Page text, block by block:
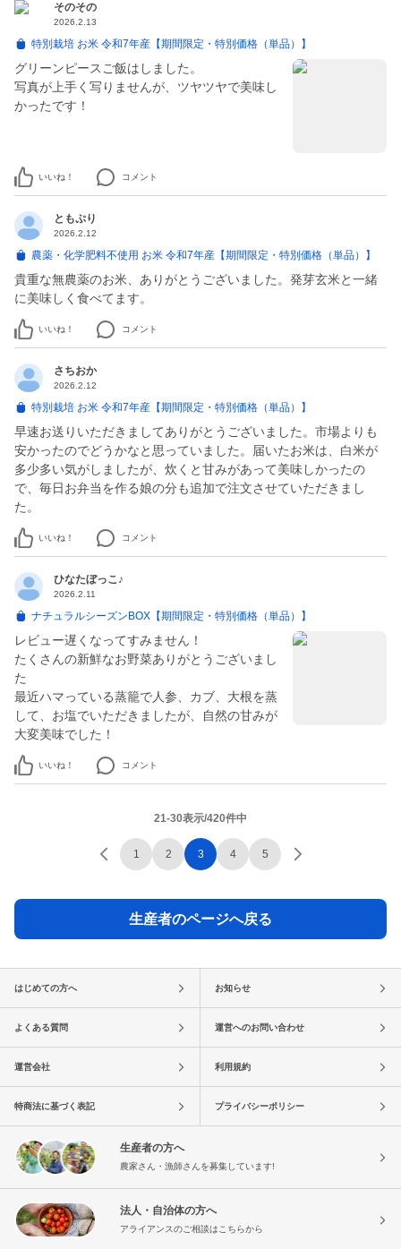
そのその
2026.2.13
特別栽培 お米 令和7年産【期間限定・特別価格（単品）】
グリーンピースご飯はしました。
写真が上手く写りませんが、ツヤツヤで美味し
かったです！
いいね！ コメント
ともぷり
2026.2.12
農薬・化学肥料不使用 お米 令和7年産【期間限定・特別価格（単品）】
貴重な無農薬のお米、ありがとうございました。発芽玄米と一緒
に美味しく食べてます。
いいね！ コメント
さちおか
2026.2.12
特別栽培 お米 令和7年産【期間限定・特別価格（単品）】
早速お送りいただきましてありがとうございました。市場よりも
安かったのでどうかなと思っていました。届いたお米は、白米が
多少多い気がしましたが、炊くと甘みがあって美味しかったの
で、毎日お弁当を作る娘の分も追加で注文させていただきまし
た。
いいね！ コメント
ひなたぼっこ♪
2026.2.11
ナチュラルシーズンBOX【期間限定・特別価格（単品）】
レビュー遅くなってすみません！
たくさんの新鮮なお野菜ありがとうございまし
た
最近ハマっている蒸籠で人参、カブ、大根を蒸
して、お塩でいただきましたが、自然の甘みが
大変美味でした！
いいね！ コメント
21-30表示/420件中
1 2 3 4 5
生産者のページへ戻る
はじめての方へ お知らせ
よくある質問 運営へのお問い合わせ
運営会社 利用規約
特商法に基づく表記 プライバシーポリシー
生産者の方へ
農家さん・漁師さんを募集しています!
法人・自治体の方へ
アライアンスのご相談はこちらから